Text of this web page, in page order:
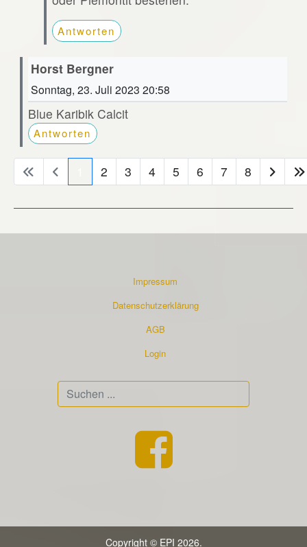
Antworten
Horst Bergner
Sonntag, 23. Juli 2023 20:58
Blue Karibik Calcit
Antworten
2 3 4 5 6 7 8
Impressum
Datenschutzerklärung
AGB
Login
Copyright © EPI 2026.